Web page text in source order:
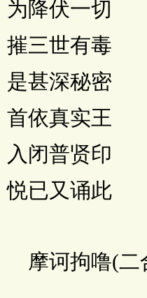
伏一切
世有毒
深秘密
真实王
普贤印
又诵此
拘噜(二合)